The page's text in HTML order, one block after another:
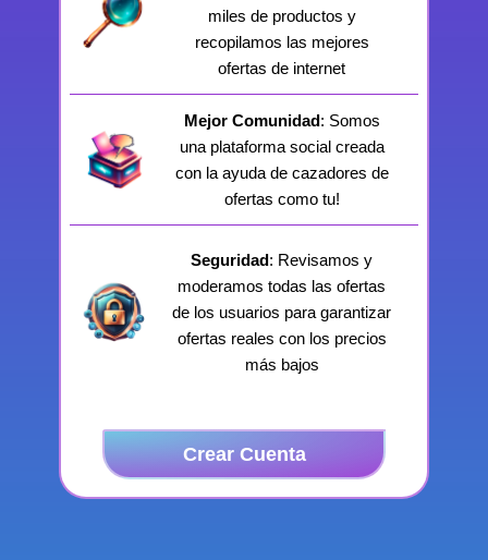
miles de productos y
recopilamos las mejores
ofertas de internet
Mejor Comunidad: Somos
una plataforma social creada
con la ayuda de cazadores de
ofertas como tu!
Seguridad: Revisamos y
moderamos todas las ofertas
de los usuarios para garantizar
ofertas reales con los precios
más bajos
Crear Cuenta